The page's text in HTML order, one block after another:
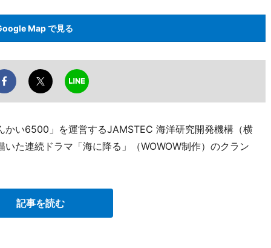
Map で見る
かい6500」を運営するJAMSTEC 海洋研究開発機構（横
た連続ドラマ「海に降る」（WOWOW制作）のクラン
記事を読む